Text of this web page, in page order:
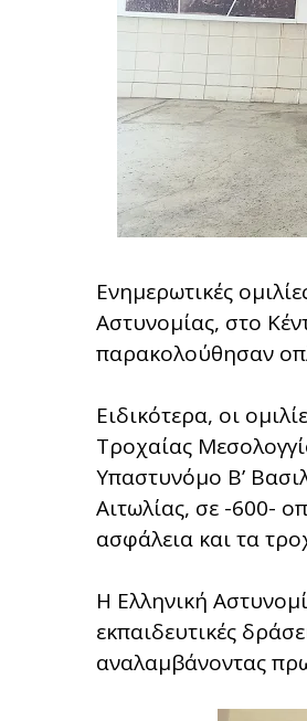
Ενημερωτικές
Αστυνομίας, στο
παρακολούθησαν
Ειδικότερα, οι
Τροχαίας
Υπαστυνόμο Β’
Αιτωλίας, σε -600-
ασφάλεια και τα
Η Ελληνική
εκπαιδευτικές
αναλαμβάνοντας